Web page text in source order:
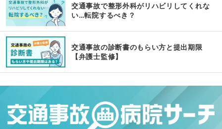
交通事故で整形外科がリハビリしてくれな
い…転院するべき？
交通事故の診断書のもらい方と提出期限
【弁護士監修】